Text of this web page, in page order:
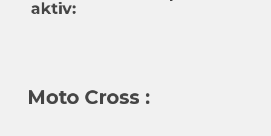
aktiv:
Moto Cross :